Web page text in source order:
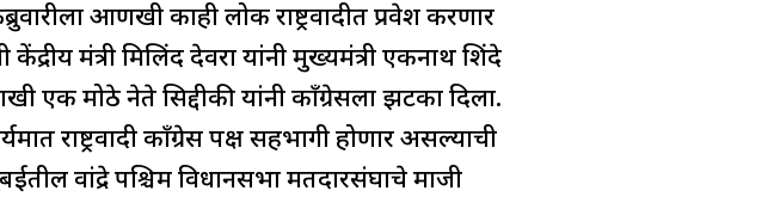
आणखी काही लोक राष्ट्रवादीत प्रवेश करणार
मंत्री मिलिंद देवरा यांनी मुख्यमंत्री एकनाथ शिंदे
एक मोठे नेते सिद्दीकी यांनी काँग्रेसला झटका दिला.
राष्ट्रवादी काँग्रेस पक्ष सहभागी होणार असल्याची
वांद्रे पश्चिम विधानसभा मतदारसंघाचे माजी